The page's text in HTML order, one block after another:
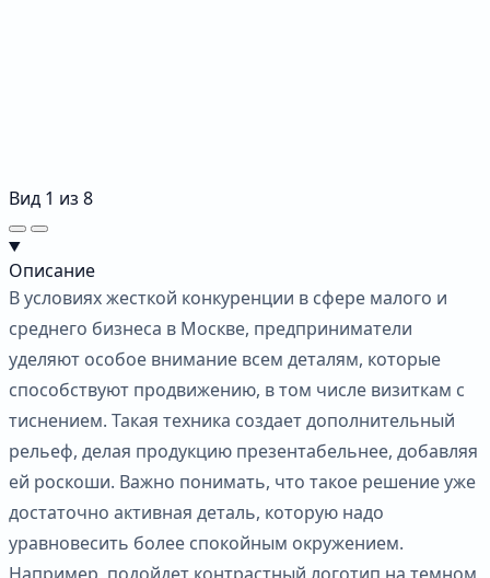
Вид 1 из 8
Описание
В условиях жесткой конкуренции в сфере малого и
среднего бизнеса в Москве, предприниматели
уделяют особое внимание всем деталям, которые
способствуют продвижению, в том числе визиткам с
тиснением. Такая техника создает дополнительный
рельеф, делая продукцию презентабельнее, добавляя
ей роскоши. Важно понимать, что такое решение уже
достаточно активная деталь, которую надо
уравновесить более спокойным окружением.